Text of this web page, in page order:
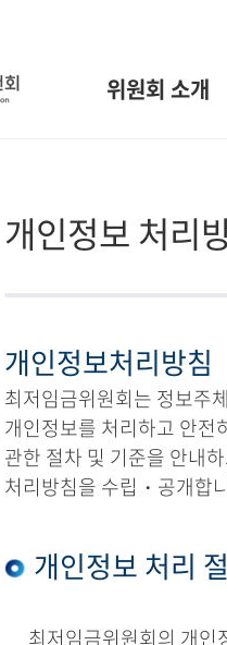
위원회 소개
개인정보 처리
개인정보처리방침
최저임금위원회는 정보주
개인정보를 처리하고 안
관한 절차 및 기준을 안내
처리방침을 수립・공개합
개인정보 처리
최저임금위원회의 개인